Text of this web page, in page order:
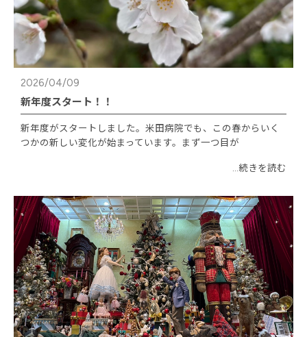
2026/04/09
新年度スタート！！
新年度がスタートしました。米田病院でも、この春からいく
つかの新しい変化が始まっています。まず一つ目が
...続きを読む